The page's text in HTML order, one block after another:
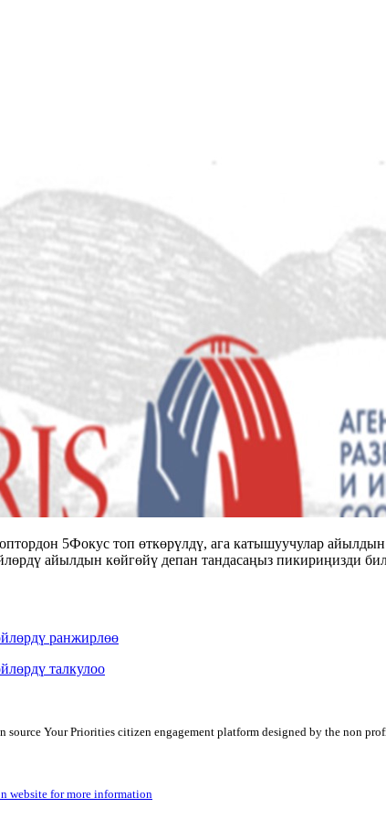
5Фокус топ өткөрүлдү, ага катышуучулар
айылдын көйгөйү депан тандасаңыз пикириңизди
ранжирлөө
талкулоо
source Your Priorities citizen engagement platform designed by the non
website for more information